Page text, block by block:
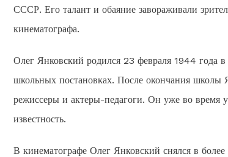
СССР. Его талант и обаяние завораживали
кинематографа.
Олег Янковский родился 23 февраля 1944 года
школьных постановках. После окончания школы
режиссеры и актеры-педагоги. Он уже во время
известность.
В кинематографе Олег Янковский снялся в